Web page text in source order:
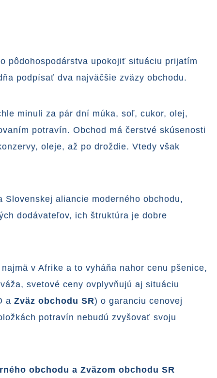
pôdohospodárstva upokojiť situáciu prijatím
podpísať dva najväčšie zväzy obchodu.
minuli za pár dní múka, soľ, cukor, olej,
potravín. Obchod má čerstvé skúsenosti
oleje, až po droždie. Vtedy však
aliancie moderného obchodu,
dodávateľov, ich štruktúra je dobre
v Afrike a to vyháňa nahor cenu pšenice,
svetové ceny ovplyvňujú aj situáciu
a Zväz obchodu SR) o garanciu cenovej
potravín nebudú zvyšovať svoju
obchodu a Zväzom obchodu SR